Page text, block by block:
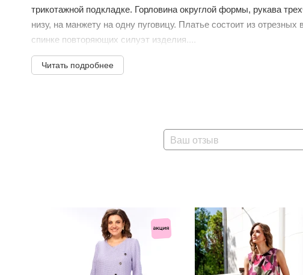
трикотажной подкладке. Горловина округлой формы, рукава
низу, на манжету на одну пуговицу. Платье состоит из отрезных
спинке повторяющих силуэт изделия....
Читать подробнее
Ваш отзыв